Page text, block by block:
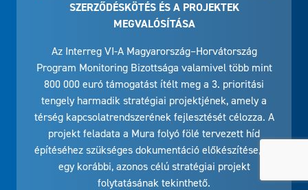
SZERZŐDÉSKÖTÉS ÉS A PROJEKTEK
MEGVALÓSÍTÁSA
Az Interreg VI-A Magyarország–Horvátország
Program Monitoring Bizottsága valamivel több mint
800 000 euró támogatást ítélt meg a 3. prioritási
tengely harmadik stratégiai projektjének, amely a
térség kapcsolatrendszerének fejlesztését célozza. A
projekt feladata a Mura folyó fölé tervezett híd
építéséhez szükséges dokumentáció előkészítése, és
egy korábbi, azonos célú stratégiai projekt
folytatásának tekinthető.